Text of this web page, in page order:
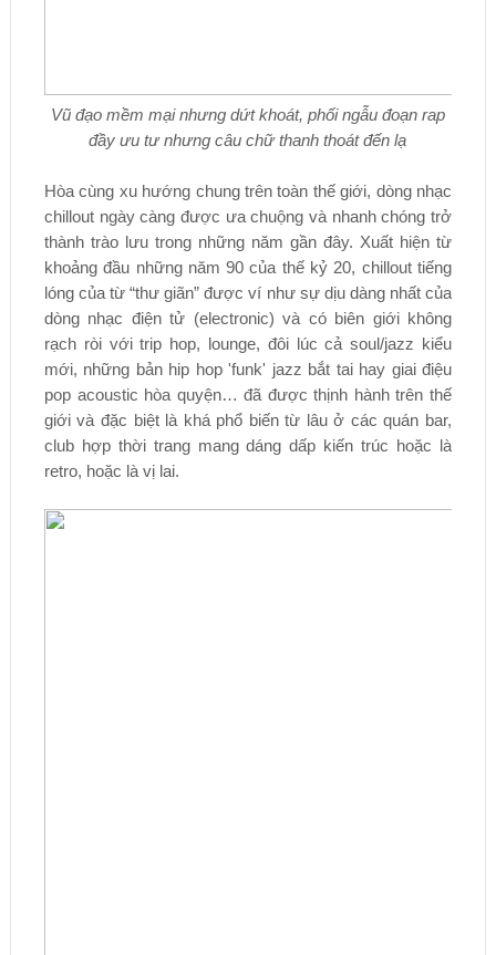
Vũ đạo mềm mại nhưng dứt khoát, phối ngẫu đoạn rap
đầy ưu tư nhưng câu chữ thanh thoát đến lạ
Hòa cùng xu hướng chung trên toàn thế giới, dòng nhạc
chillout ngày càng được ưa chuộng và nhanh chóng trở
thành trào lưu trong những năm gần đây. Xuất hiện từ
khoảng đầu những năm 90 của thế kỷ 20, chillout tiếng
lóng của từ “thư giãn” được ví như sự dịu dàng nhất của
dòng nhạc điện tử (electronic) và có biên giới không
rạch ròi với trip hop, lounge, đôi lúc cả soul/jazz kiểu
mới, những bản hip hop 'funk' jazz bắt tai hay giai điệu
pop acoustic hòa quyện… đã được thịnh hành trên thế
giới và đặc biệt là khá phổ biến từ lâu ở các quán bar,
club hợp thời trang mang dáng dấp kiến trúc hoặc là
retro, hoặc là vị lai.